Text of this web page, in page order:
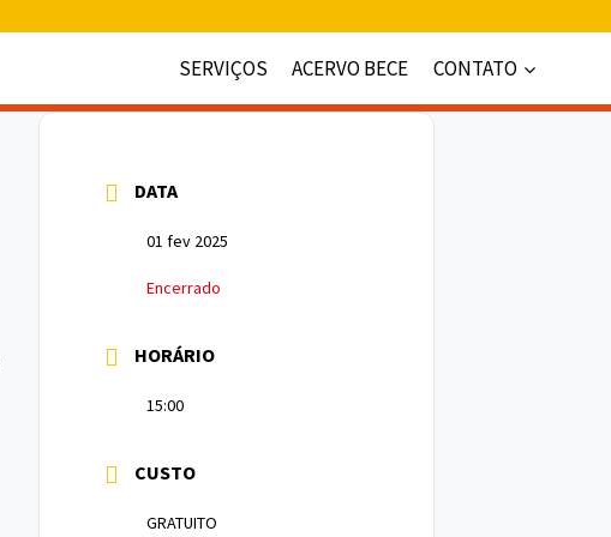
SERVIÇOS
ACERVO BECE CONTATO
DATA
01 fev 2025
Encerrado
HORÁRIO
15:00
CUSTO
GRATUITO